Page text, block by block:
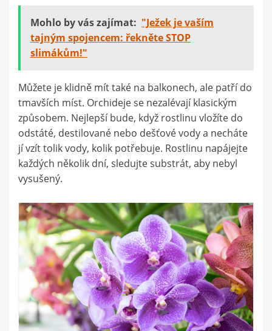
Mohlo by vás zajímat: "Ježek je vaším
tajným spojencem: řekněte STOP
slimákům!"
Můžete je klidně mít také na balkonech, ale patří do
tmavších míst. Orchideje se nezalévají klasickým
způsobem. Nejlepší bude, když rostlinu vložíte do
odstáté, destilované nebo dešťové vody a necháte
jí vzít tolik vody, kolik potřebuje. Rostlinu napájejte
každých několik dní, sledujte substrát, aby nebyl
vysušený.